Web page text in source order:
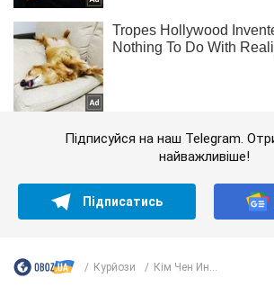
Підписуйся на наш Telegram.
найважливіше!
Підписатись
Курйози Кім Чен Ин...